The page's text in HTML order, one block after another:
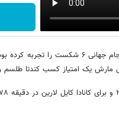
کاناداکه در دو حضور قبلی خود درجام